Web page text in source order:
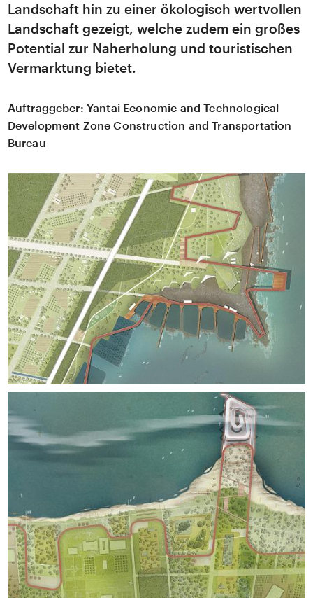
Landschaft hin zu einer ökologisch wertvollen
Landschaft gezeigt, welche zudem ein großes
Potential zur Naherholung und touristischen
Vermarktung bietet.
Auftraggeber: Yantai Economic and Technological
Development Zone Construction and Transportation
Bureau